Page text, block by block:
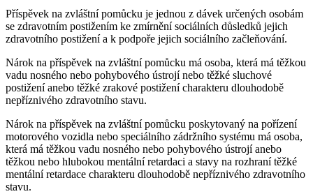
Příspěvek na zvláštní pomůcku je jednou z dávek určených osobám
se zdravotním postižením ke zmírnění sociálních důsledků jejich
zdravotního postižení a k podpoře jejich sociálního začleňování.
Nárok na příspěvek na zvláštní pomůcku má osoba, která má těžkou
vadu nosného nebo pohybového ústrojí nebo těžké sluchové
postižení anebo těžké zrakové postižení charakteru dlouhodobě
nepříznivého zdravotního stavu.
Nárok na příspěvek na zvláštní pomůcku poskytovaný na pořízení
motorového vozidla nebo speciálního zádržního systému má osoba,
která má těžkou vadu nosného nebo pohybového ústrojí anebo
těžkou nebo hlubokou mentální retardaci a stavy na rozhraní těžké
mentální retardace charakteru dlouhodobě nepříznivého zdravotního
stavu.